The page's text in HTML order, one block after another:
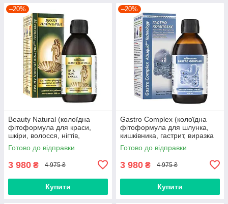
–20%
Beauty Natural (колоїдна
фітоформула для краси,
шкіри, волосся, нігтів,
здоров'я, для жінок, зморшки,
пігментація, омолодження)
Готово до відправки
3 980 ₴ 4 975 ₴
Купити
–20%
Gastro Complex (колоїдна
фітоформула для шлунка,
кишківника, гастрит, виразка
шлунку, гастродуоденіт,
закреп, атрофічний гастрит)
Готово до відправки
3 980 ₴ 4 975 ₴
Купити